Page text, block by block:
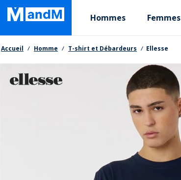
Skip
main
content
Primary departments
Hommes Femmes
Fil d'Ariane
Accueil Homme T-shirt et Débardeurs Ellesse